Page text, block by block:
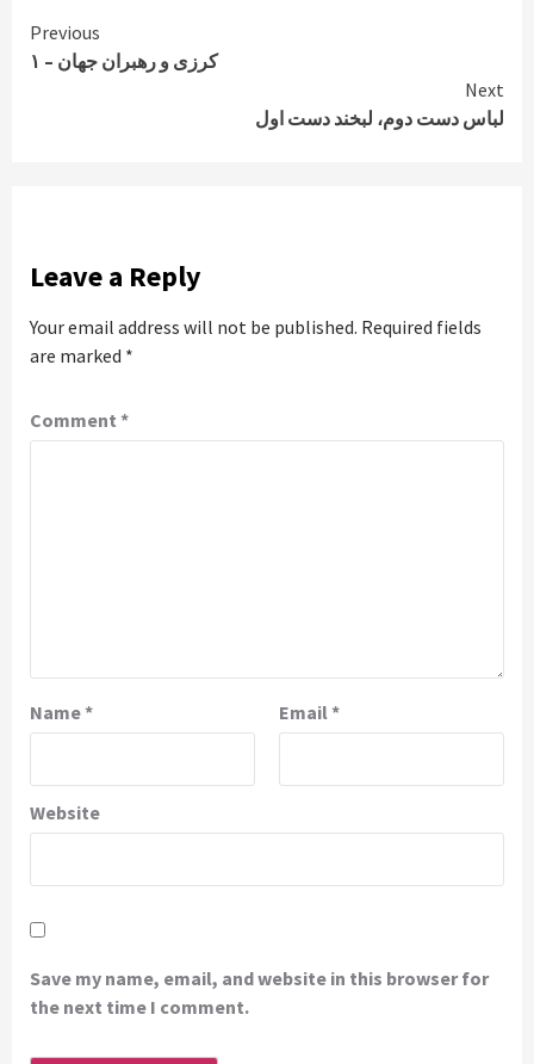
Continue
Reading
Previous
کرزی و رهبران جهان – ۱
Next
لباس دست دوم، لبخند دست اول
Leave a Reply
Your email address will not be published. Required fields
are marked *
Comment *
Name* Email*
Website
Save my name, email, and website in this browser for
the next time I comment.